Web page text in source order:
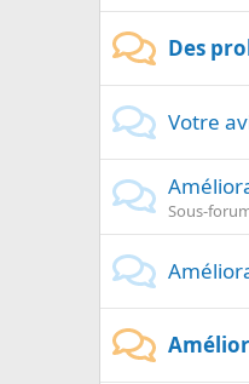
Des
Votre
Sous-